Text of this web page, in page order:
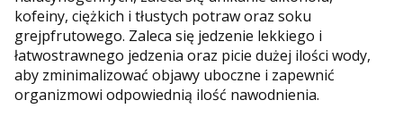
kofeiny, ciężkich i tłustych potraw oraz soku
grejpfrutowego. Zaleca się jedzenie lekkiego i
łatwostrawnego jedzenia oraz picie dużej ilości wody,
aby zminimalizować objawy uboczne i zapewnić
organizmowi odpowiednią ilość nawodnienia.